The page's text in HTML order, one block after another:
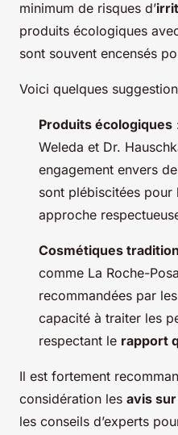
minimum de risques d’
produits écologiques
sont souvent encensés
Voici quelques
Produits écologiques
Weleda et Dr.
engagement envers
sont plébiscitées
approche
Cosmétiques
comme La Roche-
recommandées par
capacité à traiter les
respectant le rapport
Il est fortement
considération les avis
les conseils d’experts